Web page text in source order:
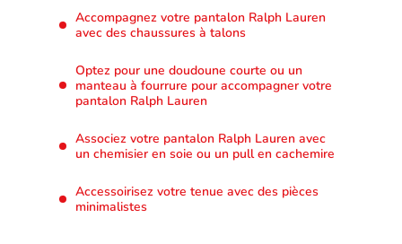
Accompagnez votre pantalon Ralph Lauren
avec des chaussures à talons
Optez pour une doudoune courte ou un
manteau à fourrure pour accompagner votre
pantalon Ralph Lauren
Associez votre pantalon Ralph Lauren avec
un chemisier en soie ou un pull en cachemire
Accessoirisez votre tenue avec des pièces
minimalistes